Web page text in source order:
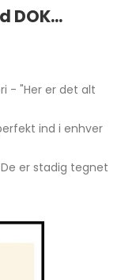
DOK...
- "Her er det alt
ind i enhver
er stadig tegnet